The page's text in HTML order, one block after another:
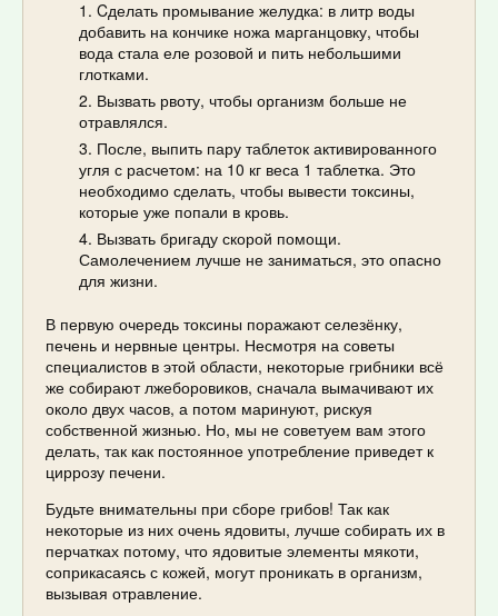
Cделать промывание желудка: в литр воды
добавить на кончике ножа марганцовку, чтобы
вода стала еле розовой и пить небольшими
глотками.
Вызвать рвоту, чтобы организм больше не
отравлялся.
После, выпить пару таблеток активированного
угля с расчетом: на 10 кг веса 1 таблетка. Это
необходимо сделать, чтобы вывести токсины,
которые уже попали в кровь.
Вызвать бригаду скорой помощи.
Самолечением лучше не заниматься, это опасно
для жизни.
В первую очередь токсины поражают селезёнку,
печень и нервные центры. Несмотря на советы
специалистов в этой области, некоторые грибники всё
же собирают лжеборовиков, сначала вымачивают их
около двух часов, а потом маринуют, рискуя
собственной жизнью. Но, мы не советуем вам этого
делать, так как постоянное употребление приведет к
циррозу печени.
Будьте внимательны при сборе грибов! Так как
некоторые из них очень ядовиты, лучше собирать их в
перчатках потому, что ядовитые элементы мякоти,
соприкасаясь с кожей, могут проникать в организм,
вызывая отравление.